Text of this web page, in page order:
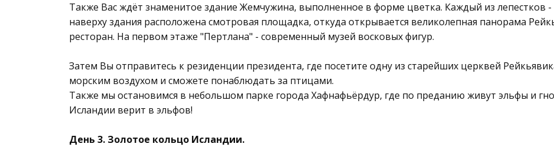
Также Вас ждёт знаменитое здание Жемчужина, выполненное в форме цветка. Каждый из лепестков
наверху здания расположена смотровая площадка, откуда открывается великолепная панорама
ресторан. На первом этаже "Пертлана" - современный музей восковых фигур.
Затем Вы отправитесь к резиденции президента, где посетите одну из старейших церквей
морским воздухом и сможете пoнаблюдать за птицами.
Также мы остановимся в небольшом парке города Хафнафьёрдур, где по преданию живут эльфы и
Исландии верит в эльфов!
День 3. Золотое кольцо Исландии.